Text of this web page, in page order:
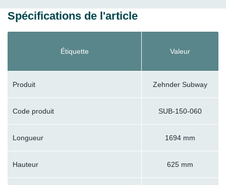
Spécifications de l'article
Étiquette Valeur
Produit Zehnder Subway
Code produit SUB-150-060
Longueur 1694 mm
Hauteur 625 mm